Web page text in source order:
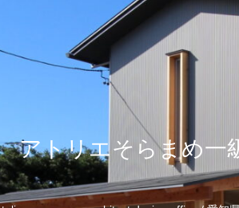
アトリエそらまめ一